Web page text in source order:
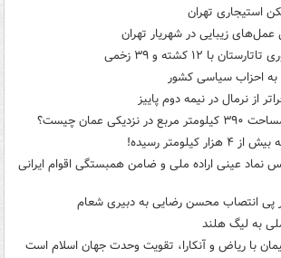
استیجاری تهران
زیبایی در شهریار تهران
با ۱۲ کشته و ۳۹ زخمی
احزاب سیاسی کشور
از نرمال در نیمه دوم پاییز
عمان چیست؟
رسیده!
نماد عینی اراده ملی و ضامن همبستگی اقوام ایرانی
پی انتصاب محسن رضایی به دبیری شعام
به لیگ هلند
با ریاض و آنکارا، تقویت وحدت جهان اسلام است